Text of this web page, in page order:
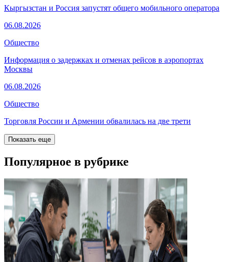
Кыргызстан и Россия запустят общего мобильного оператора
06.08.2026
Общество
Информация о задержках и отменах рейсов в аэропортах
Москвы
06.08.2026
Общество
Торговля России и Армении обвалилась на две трети
Показать еще
Популярное в рубрике